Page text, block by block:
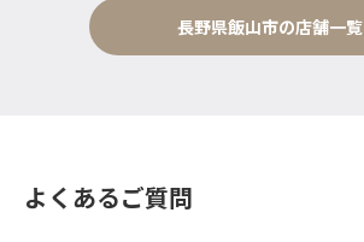
長野県飯山市の店舗一覧
よくあるご質問